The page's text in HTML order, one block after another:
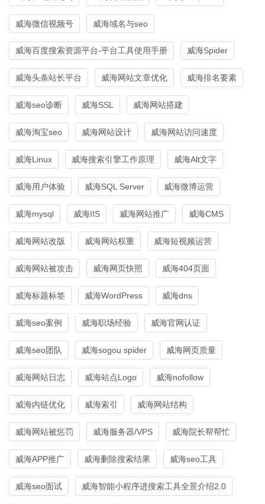
威海微信视频号 威海域名与seo
威海百度搜索资源平台-平台工具使用手册 威海Spider
威海头条站长平台 威海网站文章优化 威海排名要素
威海seo诊断 威海SSL 威海网站搭建
威海淘宝seo 威海网站设计 威海网站访问速度
威海Linux 威海搜索引擎工作原理 威海Alt文字
威海用户体验 威海SQL Server 威海微博运营
威海mysql 威海IIS 威海网站推广 威海CMS
威海网站改版 威海网站权重 威海短视频运营
威海网站被攻击 威海网页快照 威海404页面
威海标题标签 威海WordPress 威海dns
威海seo案例 威海职场经验 威海官网认证
威海seo团队 威海sogou spider 威海网页质量
威海网站日志 威海站点Logo 威海nofollow
威海内链优化 威海索引 威海网站结构
威海网站被惩罚 威海服务器/VPS 威海院长帮帮忙
威海APP推广 威海删除搜索结果 威海seo工具
威海seo面试 威海智能小程序进搜索工具全景介绍2.0